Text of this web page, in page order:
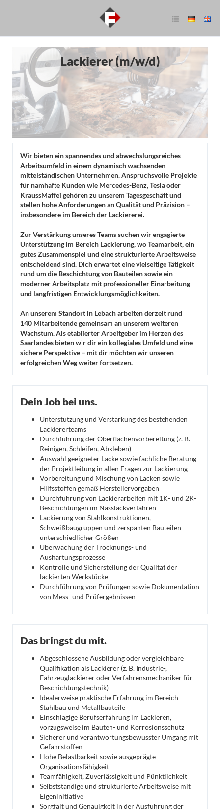
Lackierer (m/w/d)
Wir bieten ein spannendes und abwechslungsreiches
Arbeitsumfeld in einem dynamisch wachsenden
mittelständischen Unternehmen. Anspruchsvolle Projekte
für namhafte Kunden wie Mercedes-Benz, Tesla oder
KraussMaffei gehören zu unserem Tagesgeschäft und
stellen hohe Anforderungen an Qualität und Präzision –
insbesondere im Bereich der Lackiererei.
Zur Verstärkung unseres Teams suchen wir engagierte
Unterstützung im Bereich Lackierung, wo Teamarbeit, ein
gutes Zusammenspiel und eine strukturierte Arbeitsweise
entscheidend sind. Dich erwartet eine vielseitige Tätigkeit
rund um die Beschichtung von Bauteilen sowie ein
moderner Arbeitsplatz mit professioneller Einarbeitung
und langfristigen Entwicklungsmöglichkeiten.
An unserem Standort in Lebach arbeiten derzeit rund
140 Mitarbeitende gemeinsam an unserem weiteren
Wachstum. Als etablierter Arbeitgeber im Herzen des
Saarlandes bieten wir dir ein kollegiales Umfeld und eine
sichere Perspektive – mit dir möchten wir unseren
erfolgreichen Weg weiter fortsetzen.
Dein Job bei uns.
Unterstützung und Verstärkung des bestehenden
Lackiererteams
Durchführung der Oberflächenvorbereitung (z. B.
Reinigen, Schleifen, Abkleben)
Auswahl geeigneter Lacke sowie fachliche Beratung
der Projektleitung in allen Fragen zur Lackierung
Vorbereitung und Mischung von Lacken sowie
Hilfsstoffen gemäß Herstellervorgaben
Durchführung von Lackierarbeiten mit 1K- und 2K-
Beschichtungen im Nasslackverfahren
Lackierung von Stahlkonstruktionen,
Schweißbaugruppen und zerspanten Bauteilen
unterschiedlicher Größen
Überwachung der Trocknungs- und
Aushärtungsprozesse
Kontrolle und Sicherstellung der Qualität der
lackierten Werkstücke
Durchführung von Prüfungen sowie Dokumentation
von Mess- und Prüfergebnissen
Das bringst du mit.
Abgeschlossene Ausbildung oder vergleichbare
Qualifikation als Lackierer (z. B. Industrie-,
Fahrzeuglackierer oder Verfahrensmechaniker für
Beschichtungstechnik)
Idealerweise praktische Erfahrung im Bereich
Stahlbau und Metallbauteile
Einschlägige Berufserfahrung im Lackieren,
vorzugsweise im Bauten- und Korrosionsschutz
Sicherer und verantwortungsbewusster Umgang mit
Gefahrstoffen
Hohe Belastbarkeit sowie ausgeprägte
Organisationsfähigkeit
Teamfähigkeit, Zuverlässigkeit und Pünktlichkeit
Selbstständige und strukturierte Arbeitsweise mit
Eigeninitiative
Sorgfalt und Genauigkeit in der Ausführung der